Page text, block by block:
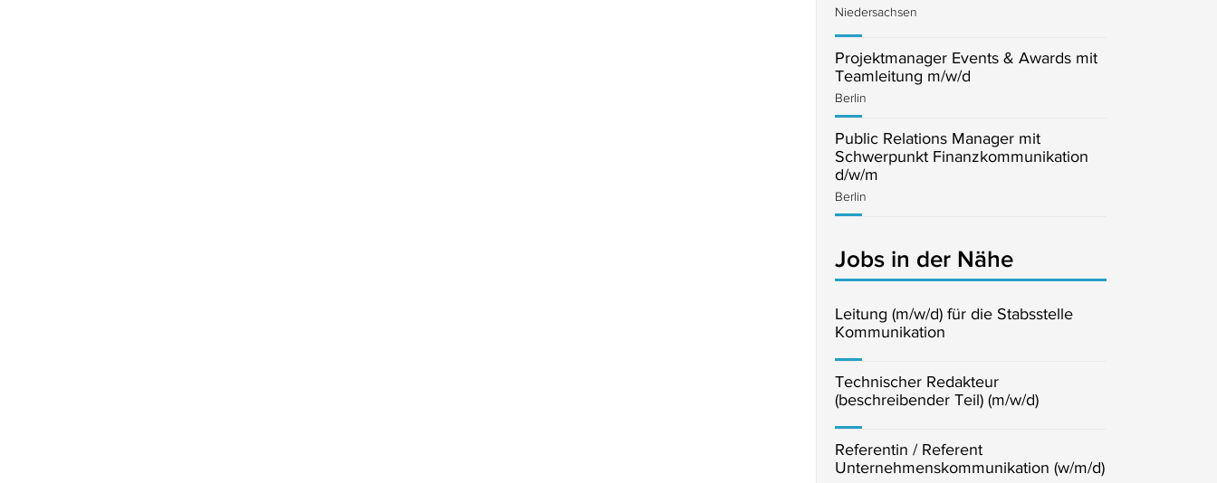
Niedersachsen
Projektmanager Events & Awards mit
Teamleitung m/w/d
Berlin
Public Relations Manager mit
Schwerpunkt Finanzkommunikation
d/w/m
Berlin
Jobs in der Nähe
Leitung (m/w/d) für die Stabsstelle
Kommunikation
Technischer Redakteur
(beschreibender Teil) (m/w/d)
Referentin / Referent
Unternehmenskommunikation (w/m/d)